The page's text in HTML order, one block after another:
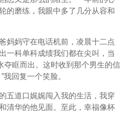
的磨练，我眼中多了几分从容和
妈妈守在电话机前，凌晨十二点
一科单科成绩我们都在尖叫，当
夺眶而出。这时收到那个男生的信
我回复一个笑脸。
五道口娓娓闯入我的生活，我穿
清华的他见面。至此， 幸福像杯